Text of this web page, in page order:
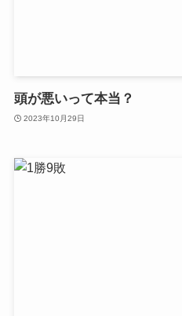
頭が悪いって本当？
2023年10月29日